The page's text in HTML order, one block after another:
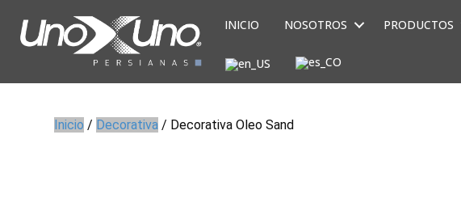
INICIO NOSOTROS PRODUCTOS
Inicio / Decorativa / Decorativa Oleo Sand